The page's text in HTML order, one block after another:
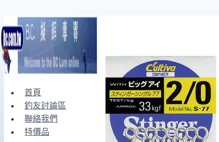
Skip
to
content
首頁
釣友討論區
聯絡我們
特價品